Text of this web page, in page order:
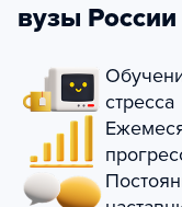
вузы России
стресса